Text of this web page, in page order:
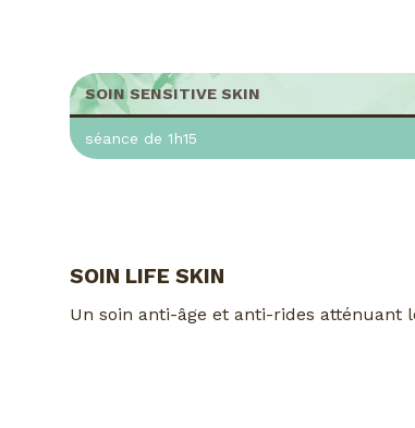
SOIN SENSITIVE SKIN
séance de 1h15
SOIN LIFE SKIN
Un soin anti-âge et anti-rides atténuant